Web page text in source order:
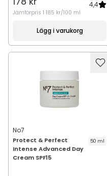
4,4
Jämförpris 1 185 kr/100 ml
Lägg i varukorg
No7
Protect & Perfect
Intense Advanced Day
Cream SPF15
50 ml